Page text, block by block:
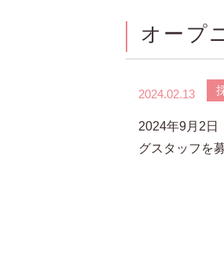
オープ
2024.02.13
2024年9月2日
グスタッフを